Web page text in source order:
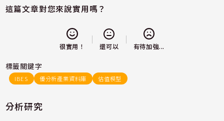
這篇文章對您來說實用嗎？
很實用！ 還可以 有待加強...
標籤關鍵字
IBES 優分析產業資料庫 估值模型
分析研究